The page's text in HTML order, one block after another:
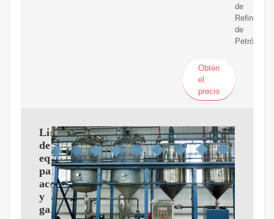
de
Refinería
de
Petróleo
Obtén
el
precio
Lista
de
equipos
para
aceite
y
gas